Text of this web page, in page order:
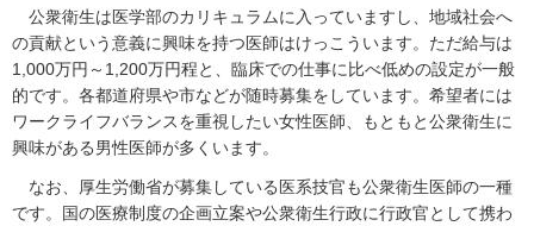
公衆衛生は医学部のカリキュラムに入っていますし、地域社会へ
の貢献という意義に興味を持つ医師はけっこういます。ただ給与は
1,000万円～1,200万円程と、臨床での仕事に比べ低めの設定が一般
的です。各都道府県や市などが随時募集をしています。希望者には
ワークライフバランスを重視したい女性医師、もともと公衆衛生に
興味がある男性医師が多くいます。
なお、厚生労働省が募集している医系技官も公衆衛生医師の一種
です。国の医療制度の企画立案や公衆衛生行政に行政官として携わ